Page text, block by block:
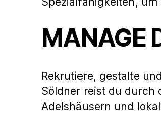
MANAGE
Rekrutiere, gestalte
Söldner reist du durch
Adelshäusern und